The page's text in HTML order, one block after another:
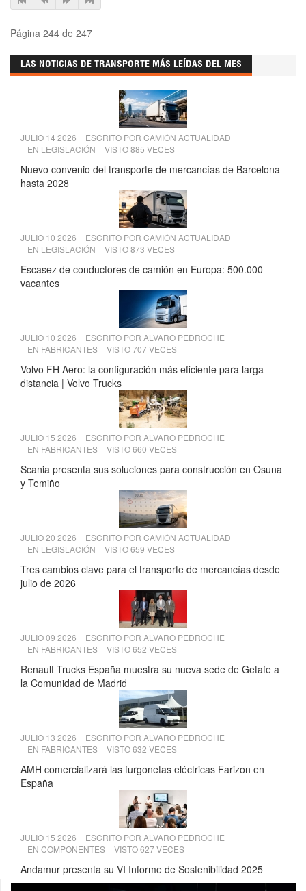
Página 244 de 247
LAS NOTICIAS DE TRANSPORTE MÁS LEÍDAS DEL MES
JULIO 14 2026 ESCRITO POR CAMIÓN ACTUALIDAD
EN LEGISLACIÓN VISTO 885 VECES
Nuevo convenio del transporte de mercancías de Barcelona
hasta 2028
JULIO 10 2026 ESCRITO POR CAMIÓN ACTUALIDAD
EN LEGISLACIÓN VISTO 873 VECES
Escasez de conductores de camión en Europa: 500.000
vacantes
JULIO 10 2026 ESCRITO POR ALVARO PEDROCHE
EN FABRICANTES VISTO 707 VECES
Volvo FH Aero: la configuración más eficiente para larga
distancia | Volvo Trucks
JULIO 15 2026 ESCRITO POR ALVARO PEDROCHE
EN FABRICANTES VISTO 660 VECES
Scania presenta sus soluciones para construcción en Osuna
y Temiño
JULIO 20 2026 ESCRITO POR CAMIÓN ACTUALIDAD
EN LEGISLACIÓN VISTO 659 VECES
Tres cambios clave para el transporte de mercancías desde
julio de 2026
JULIO 09 2026 ESCRITO POR ALVARO PEDROCHE
EN FABRICANTES VISTO 652 VECES
Renault Trucks España muestra su nueva sede de Getafe a
la Comunidad de Madrid
JULIO 13 2026 ESCRITO POR ALVARO PEDROCHE
EN FABRICANTES VISTO 632 VECES
AMH comercializará las furgonetas eléctricas Farizon en
España
JULIO 15 2026 ESCRITO POR ALVARO PEDROCHE
EN COMPONENTES VISTO 627 VECES
Andamur presenta su VI Informe de Sostenibilidad 2025